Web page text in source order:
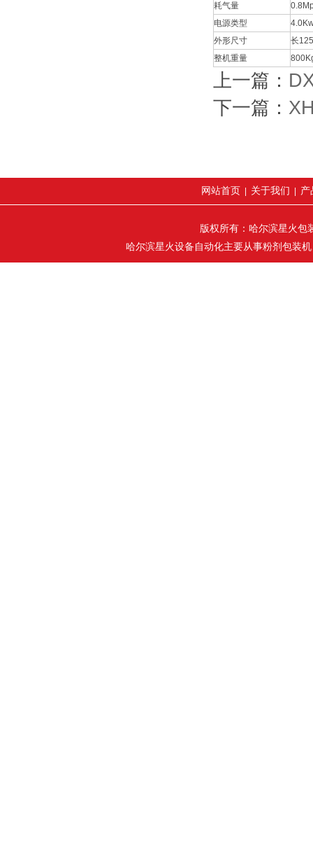
耗气量
电源类型
外形尺寸
长
整机重量
上一篇：
下一篇：
网站首页 关于我们 产
版权所有：哈尔滨星火包
哈尔滨星火设备自动化主要从事粉剂包装